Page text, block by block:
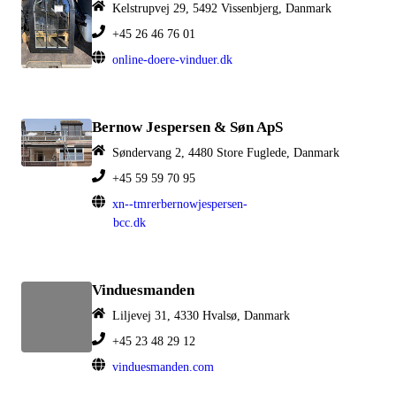
Kelstrupvej 29, 5492 Vissenbjerg, Danmark
+45 26 46 76 01
online-doere-vinduer.dk
Bernow Jespersen & Søn ApS
Søndervang 2, 4480 Store Fuglede, Danmark
+45 59 59 70 95
xn--tmrerbernowjespersen-
bcc.dk
Vinduesmanden
Liljevej 31, 4330 Hvalsø, Danmark
+45 23 48 29 12
vinduesmanden.com